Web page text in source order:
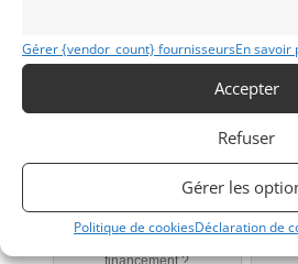
Gérer {vendor_count} fournisseursEn savoir
Accepter
Refuser
Gérer les
Politique de cookiesDéclaration de
DB 2/4
Modifier mon
financement ?